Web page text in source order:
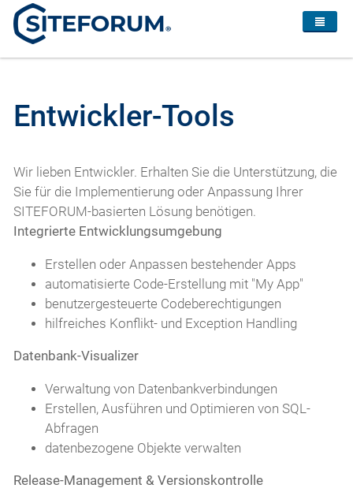
Entwickler-Tools
Wir lieben Entwickler. Erhalten Sie die Unterstützung, die
Sie für die Implementierung oder Anpassung Ihrer
SITEFORUM-basierten Lösung benötigen.
Integrierte Entwicklungsumgebung
Erstellen oder Anpassen bestehender Apps
automatisierte Code-Erstellung mit "My App"
benutzergesteuerte Codeberechtigungen
hilfreiches Konflikt- und Exception Handling
Datenbank-Visualizer
Verwaltung von Datenbankverbindungen
Erstellen, Ausführen und Optimieren von SQL-
Abfragen
datenbezogene Objekte verwalten
Release-Management & Versionskontrolle